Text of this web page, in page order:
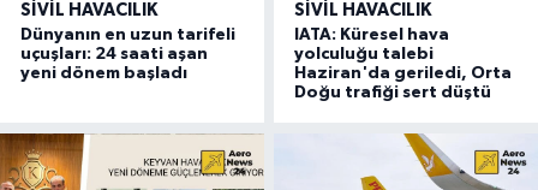
SIVIL HAVACILIK
Dünyanın en uzun tarifeli
uçuşları: 24 saati aşan
yeni dönem başladı
SIVIL HAVACILIK
IATA: Küresel hava
yolculuğu talebi
Haziran'da geriledi, Orta
Doğu trafiği sert düştü